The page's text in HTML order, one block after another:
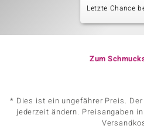
Letzte Chance
Zum
* Dies ist ein ungefährer Preis.
jederzeit ändern. Preisangaben